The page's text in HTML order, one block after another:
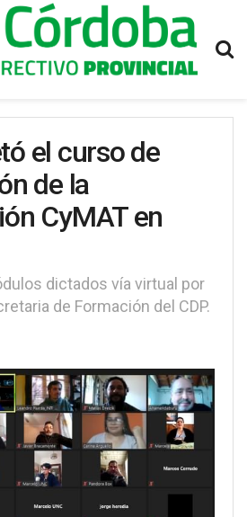
el curso de
de la
CyMAT en
dictados vía virtual por
de Formación del CDP.